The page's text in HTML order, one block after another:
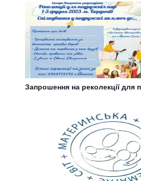
Запрошення на реколекції для